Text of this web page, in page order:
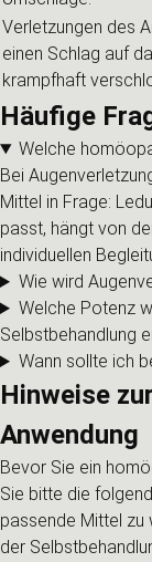
Verletzungen des
einen Schlag auf
krampfhaft
Häufige
Welche
Bei
Mittel in Frage:
passt, hängt von
individuellen
Wie wird
Welche Potenz
Selbstbehandlung
Wann sollte ich
Hinweise
Anwendung
Bevor Sie ein
Sie bitte die
passende Mittel zu
der